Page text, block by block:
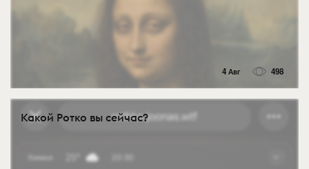
4 Авг 498
Какой Ротко вы сейчас?